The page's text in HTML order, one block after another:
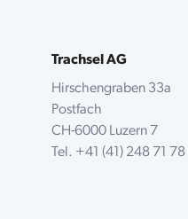
Trachsel AG
Hirschengraben 33a
Postfach
CH-6000 Luzern 7
Tel. +41 (41) 248 71 78